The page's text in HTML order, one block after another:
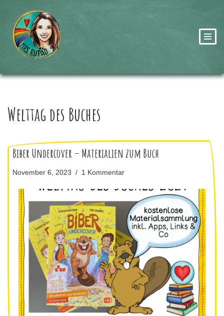
Zum
Inhalt
springen
Welttag des Buches
Biber Undercover – Materialien zum Buch
November 6, 2023 1 Kommentar